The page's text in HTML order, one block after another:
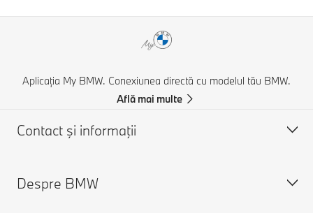
Aplicația My BMW. Conexiunea directă cu modelul tău BMW.
Află mai multe
Contact şi informaţii
Asistență și Contact
Despre BMW